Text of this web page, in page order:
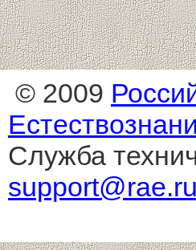
© 2009
Служба
support@rae.ru